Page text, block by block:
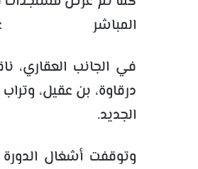
المباشر
في الجانب العقاري،
درقاوة، بن عقيل،
الجديد.
وتوقفت أشغال